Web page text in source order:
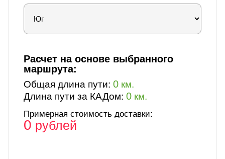
Расчет на основе выбранного
маршрута:
Общая длина пути: 0 км.
Длина пути за КАДом: 0 км.
Примерная стоимость доставки:
0 рублей